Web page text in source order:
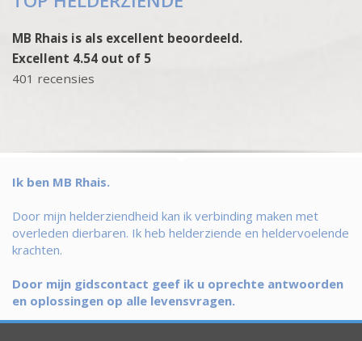
MB Rhais is als excellent beoordeeld.
Excellent 4.54 out of 5
401 recensies
Ik ben MB Rhais.
Door mijn helderziendheid kan ik verbinding maken met
overleden dierbaren. Ik heb helderziende en heldervoelende
krachten.
Door mijn gidscontact geef ik u oprechte antwoorden
en oplossingen op alle levensvragen.